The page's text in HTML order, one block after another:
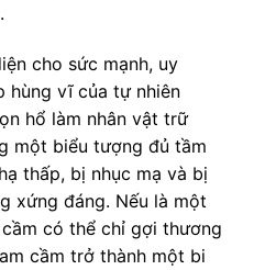
cho sức mạnh, uy
hùng vĩ của tự nhiên
hổ làm nhân vật trữ
một biểu tượng đủ tầm
thấp, bị nhục mạ và bị
xứng đáng. Nếu là một
có thể chỉ gợi thương
cầm trở thành một bi